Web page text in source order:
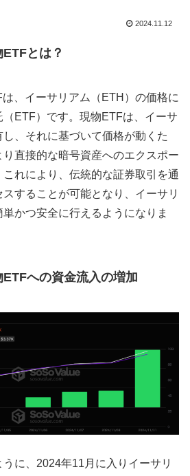
2024.11.12
とは？
、イーサリアム（ETH）の価格に
ETF）です。現物ETFは、イーサ
、それに基づいて価格が動くた
直接的な暗号資産へのエクスポー
れにより、伝統的な証券取引を通
することが可能となり、イーサリ
かつ安全に行えるようになりま
への資金流入の増加
うに、2024年11月に入りイーサリ